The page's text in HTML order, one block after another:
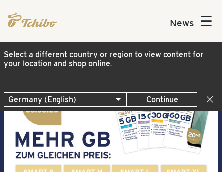
News ☰
Select a different country or region to view content for
your location and shop online.
Continue